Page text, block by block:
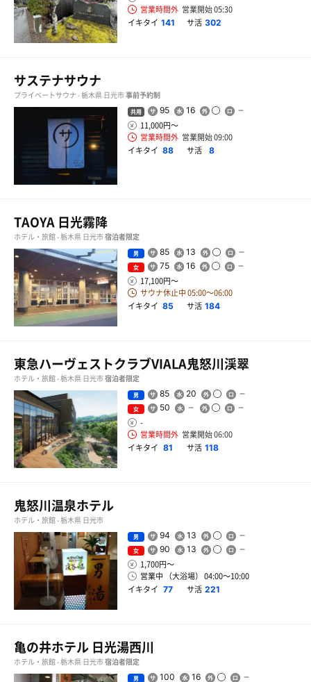
営業時間外 営業開始 05:30
イキタイ 141 サ活 302
サステナサウナ
プライベートサウナ - 栃木県 日光市事前予約制
共用 95 16
11,000円〜
営業時間外 営業開始 09:00
イキタイ 88 サ活 8
TAOYA 日光霧降
ホテル・旅館 - 栃木県 日光市宿泊者限定
男 85 13
女 75 16
17,100円〜
サウナ休止中 05:00〜06:00
イキタイ 85 サ活 184
東急ハーヴェストクラブVIALA鬼怒川渓翠
ホテル・旅館 - 栃木県 日光市宿泊者限定
男 85 20
女 50
-
営業時間外 営業開始 06:00
イキタイ 81 サ活 118
鬼怒川温泉ホテル
ホテル・旅館 - 栃木県 日光市
男 94 13
女 90 13
1,700円〜
営業中 （大浴場） 04:00〜10:00
イキタイ 77 サ活 221
亀の井ホテル 日光湯西川
ホテル・旅館 - 栃木県 日光市宿泊者限定
男 100 16